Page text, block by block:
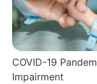
COVID-19
Impairment